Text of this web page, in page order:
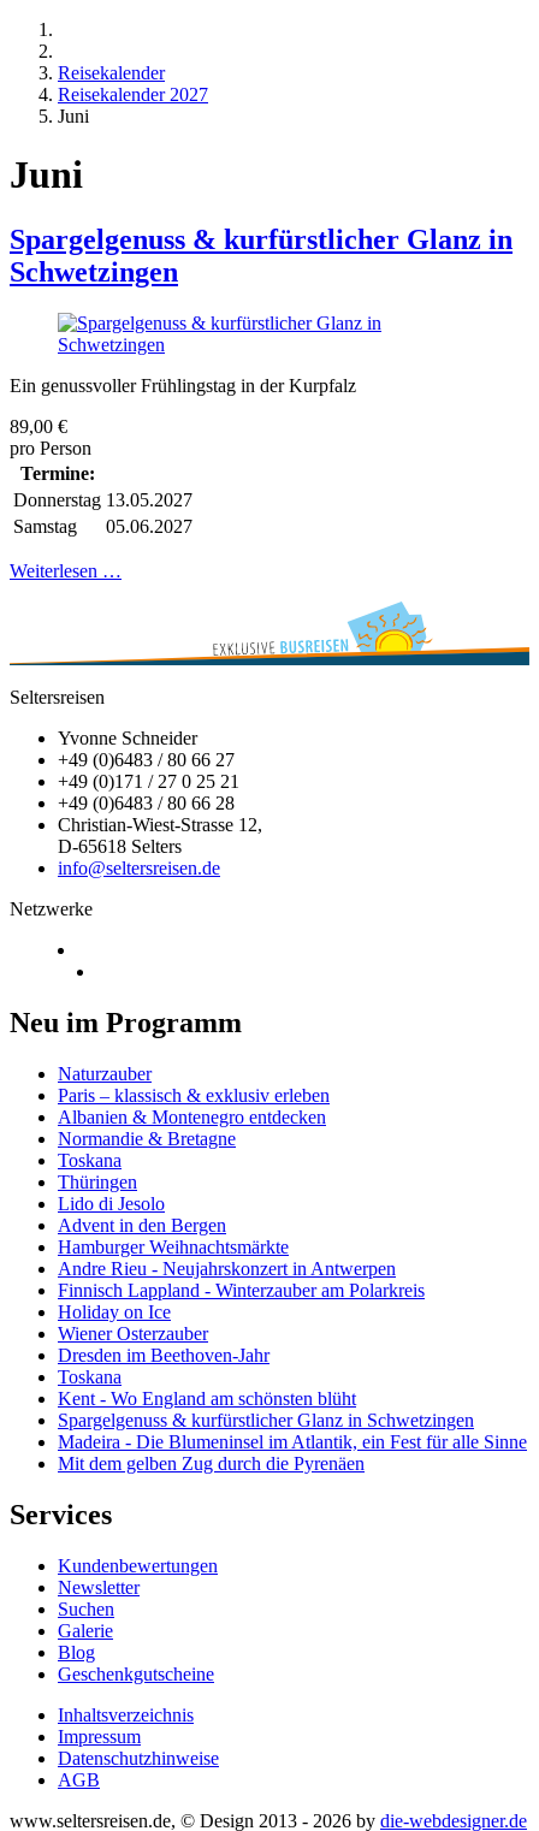
Reisekalender
Reisekalender 2027
Juni
Juni
Spargelgenuss & kurfürstlicher Glanz in
Schwetzingen
Ein genussvoller Frühlingstag in der Kurpfalz
89,00 €
pro Person
Termine:
Donnerstag 13.05.2027
Samstag
05.06.2027
Weiterlesen …
Seltersreisen
Yvonne Schneider
+49 (0)6483 / 80 66 27
+49 (0)171 / 27 0 25 21
+49 (0)6483 / 80 66 28
Christian-Wiest-Strasse 12,
D-65618 Selters
info@seltersreisen.de
Netzwerke
Neu im Programm
Naturzauber
Paris – klassisch & exklusiv erleben
Albanien & Montenegro entdecken
Normandie & Bretagne
Toskana
Thüringen
Lido di Jesolo
Advent in den Bergen
Hamburger Weihnachtsmärkte
Andre Rieu - Neujahrskonzert in Antwerpen
Finnisch Lappland - Winterzauber am Polarkreis
Holiday on Ice
Wiener Osterzauber
Dresden im Beethoven-Jahr
Toskana
Kent - Wo England am schönsten blüht
Spargelgenuss & kurfürstlicher Glanz in Schwetzingen
Madeira - Die Blumeninsel im Atlantik, ein Fest für alle Sinne
Mit dem gelben Zug durch die Pyrenäen
Services
Kundenbewertungen
Newsletter
Suchen
Galerie
Blog
Geschenkgutscheine
Inhaltsverzeichnis
Impressum
Datenschutzhinweise
AGB
www.seltersreisen.de, © Design 2013 - 2026 by die-webdesigner.de